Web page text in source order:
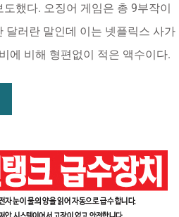
했다. 오징어 게임은 총 9부작이
달러란 말인데 이는 넷플릭스 사가
에 비해 형편없이 적은 액수이다.